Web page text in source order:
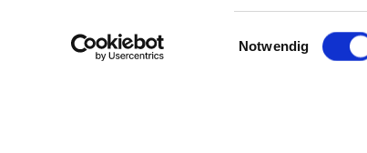
Einwilligungsauswahl
Notwendig